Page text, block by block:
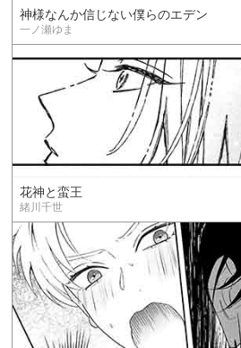
神様なんか信じない僕らのエデン
一ノ瀬ゆま
花神と蛮王
緒川千世